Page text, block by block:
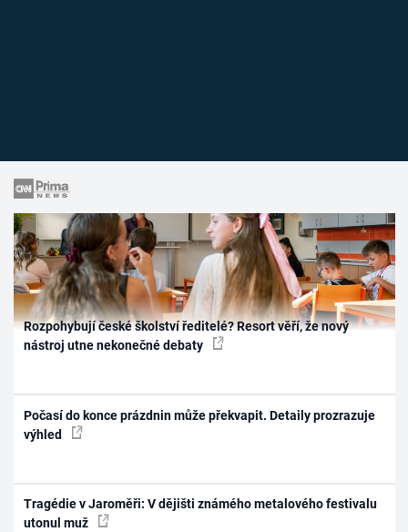
Rozpohybují české školství ředitelé? Resort věří, že nový
nástroj utne nekonečné debaty
Počasí do konce prázdnin může překvapit. Detaily prozrazuje
výhled
Tragédie v Jaroměři: V dějišti známého metalového festivalu
utonul muž